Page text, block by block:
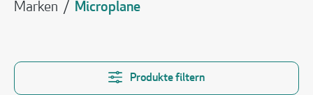
Marken / Microplane
Produkte filtern